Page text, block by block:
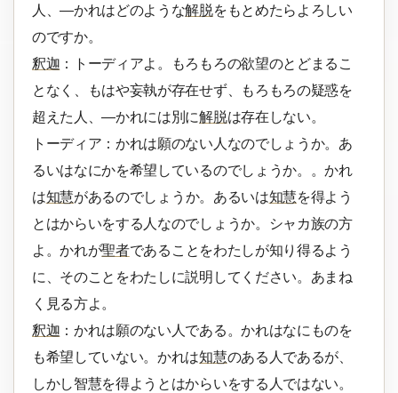
人、―かれはどのような解脱をもとめたらよろしい
のですか。
釈迦 ：トーディアよ。もろもろの欲望のとどまるこ
となく、もはや妄執が存在せず、もろもろの疑惑を
超えた人、―かれには別に解脱は存在しない。
トーディア：かれは願のない人なのでしょうか。あ
るいはなにかを希望しているのでしょうか。。かれ
は知慧があるのでしょうか。あるいは知慧を得よう
とはからいをする人なのでしょうか。シャカ族の方
よ。かれが聖者であることをわたしが知り得るよう
に、そのことをわたしに説明してください。あまね
く見る方よ。
釈迦 ：かれは願のない人である。かれはなにものを
も希望していない。かれは知慧のある人であるが、
しかし智慧を得ようとはからいをする人ではない。